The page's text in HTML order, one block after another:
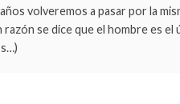
volveremos a pasar por la
se dice que el hombre es